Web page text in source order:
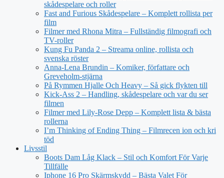
skådespelare och roller
Fast and Furious Skådespelare – Komplett rollista per
film
Filmer med Rhona Mitra – Fullständig filmografi och
TV-roller
Kung Fu Panda 2 – Streama online, rollista och
svenska röster
Anna-Lena Brundin – Komiker, författare och
Greveholm-stjärna
På Rymmen Hjalle Och Heavy – Så gick flykten till
Kick-Ass 2 – Handling, skådespelare och var du ser
filmen
Filmer med Lily-Rose Depp – Komplett lista & bästa
rollerna
I’m Thinking of Ending Thing – Filmrecen ion och kri
töd
Livsstil
Boots Dam Låg Klack – Stil och Komfort För Varje
Tillfälle
Iphone 16 Pro Skärmskydd – Bästa Valet För